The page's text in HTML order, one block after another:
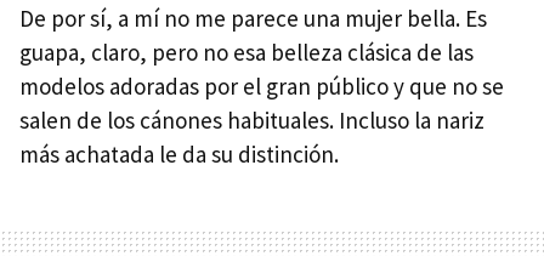
De por sí, a mí no me parece una mujer bella. Es
guapa, claro, pero no esa belleza clásica de las
modelos adoradas por el gran público y que no se
salen de los cánones habituales. Incluso la nariz
más achatada le da su distinción.